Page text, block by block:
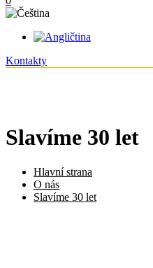
Kontakty
Slavíme 30 let
Hlavní strana
O nás
Slavíme 30 let